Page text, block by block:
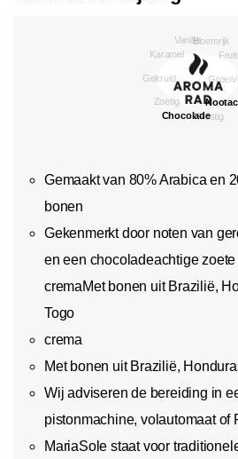
Gemaakt van 80% Arabica en
bonen
Gekenmerkt door noten van
en een chocoladeachtige zoete
cremaMet bonen uit Brazilië,
Togo
crema
Met bonen uit Brazilië,
Wij adviseren de bereiding in
pistonmachine, volautomaat of
MariaSole staat voor